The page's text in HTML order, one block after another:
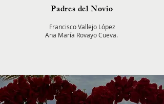
Padres del Novio
Francisco Vallejo López
Ana María Rovayo Cueva.